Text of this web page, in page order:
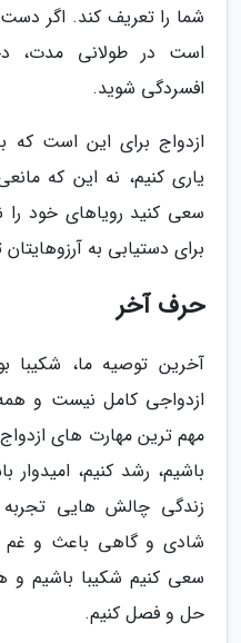
شما را تعریف کند. اگر
است در طولانی مدت،
افسردگی شوید.
ازدواج برای این است که
یاری کنیم، نه این که
سعی کنید رویاهای خود را
برای دستیابی به
حرف آخر
آخرین توصیه ما،
ازدواجی کامل نیست و
مهم ترین مهارت های
باشیم، رشد کنیم، امیدوار
زندگی چالش هایی
شادی و گاهی باعث و غم
سعی کنیم شکیبا باشیم و
حل و فصل کنیم.